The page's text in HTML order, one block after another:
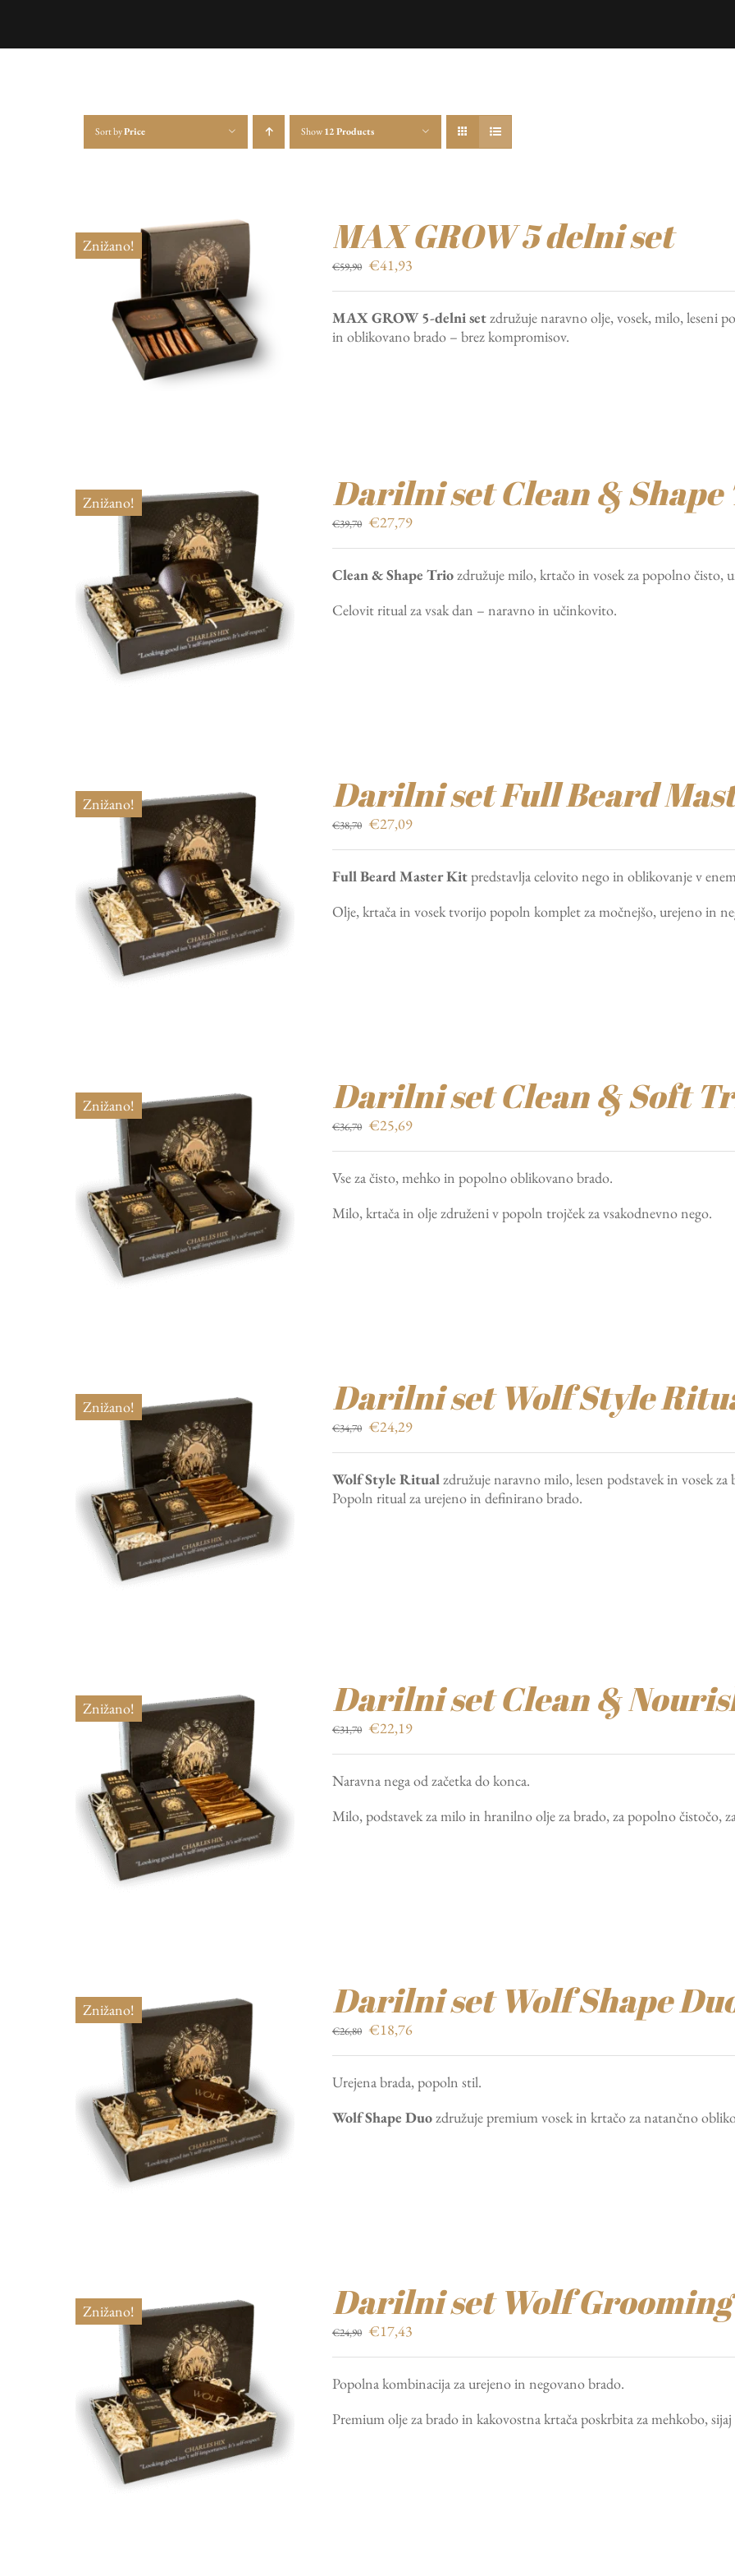
Sort byPrice Show12 Products
Znižano! MAX GROW 5 delni set
€59,90 Izvirna
bila:
€59,90.
€41,93
€41,93.
MAX GROW 5-delni setzdružuje naravno olje, vosek, milo, leseni
in oblikovano brado – brez kompromisov.
Znižano! Darilni set Clean &
€39,70 Izvirna
bila:
€27,79Trenutna
€27,79.
Clean & Shape Triozdružuje milo, krtačo in vosek za popolno čisto,
Celovit ritual za vsak dan – naravno in učinkovito.
Znižano! Darilni set Full Beard
€38,70 Izvirna
bila:
€27,09Trenutna
€27,09.
Full Beard Master Kitpredstavlja celovito nego in oblikovanje v
Olje, krtača in vosek tvorijo popoln komplet za močnejšo, urejeno in
Znižano! Darilni set Clean & Soft
€36,70 Izvirna
bila:
€25,69Trenutna
€25,69.
Vse za čisto, mehko in popolno oblikovano brado.
Milo, krtača in olje združeni v popoln trojček za vsakodnevno nego.
Znižano! Darilni set Wolf Style
€34,70 Izvirna
bila:
€34,70.
€24,29Trenutna
€24,29.
Wolf Style Ritualzdružuje naravno milo, lesen podstavek in vosek
Popoln ritual za urejeno in definirano brado.
Znižano! Darilni set Clean &
€31,70 Izvirna
bila:
€22,19Trenutna
€22,19.
Naravna nega od začetka do konca.
Milo, podstavek za milo in hranilno olje za brado, za popolno čistočo,
Znižano! Darilni set Wolf Shape
€26,80 Izvirna
bila:
€18,76Trenutna
€18,76.
Urejena brada, popoln stil.
Wolf Shape Duozdružuje premium vosek in krtačo za natančno
Znižano! Darilni set Wolf
€24,90 Izvirna
bila:
€17,43
€17,43.
Popolna kombinacija za urejeno in negovano brado.
Premium olje za brado in kakovostna krtača poskrbita za mehkobo,